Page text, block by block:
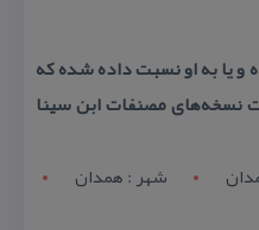
و یا به او نسبت داده شده كه
نسخه‌های مصنفات ‏ابن سینا
شهر : همدان